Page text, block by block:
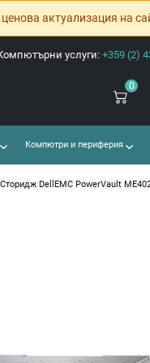
актуализация на
услуги: +359 (2)
0
Компютри и периферия
Сторидж DellEMC PowerVault